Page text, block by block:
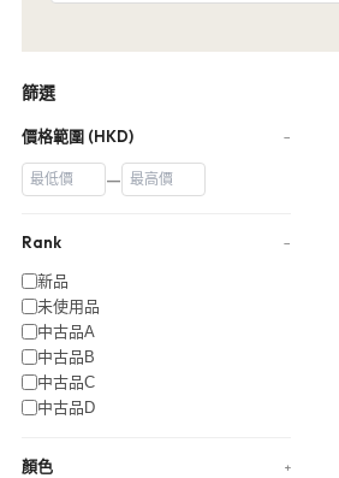
篩選
價格範圍 (HKD) −
—
Rank −
新品
未使用品
中古品A
中古品B
中古品C
中古品D
顏色 +